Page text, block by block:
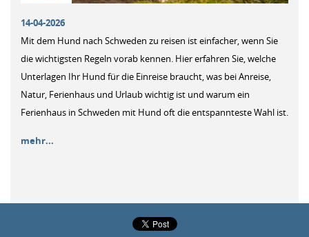
14-04-2026
Mit dem Hund nach Schweden zu reisen ist einfacher, wenn Sie
die wichtigsten Regeln vorab kennen. Hier erfahren Sie, welche
Unterlagen Ihr Hund für die Einreise braucht, was bei Anreise,
Natur, Ferienhaus und Urlaub wichtig ist und warum ein
Ferienhaus in Schweden mit Hund oft die entspannteste Wahl ist.
mehr...